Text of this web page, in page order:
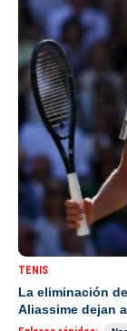
TENIS
La eliminación
Aliassime dejan